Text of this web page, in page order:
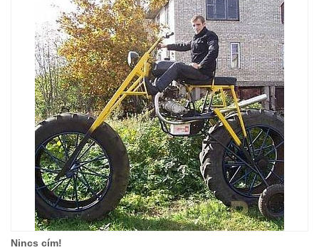
Nincs cím!